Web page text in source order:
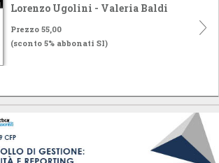
Lorenzo Ugolini - Valeria Baldi
Prezzo 55,00
(sconto 5% abbonati SI)